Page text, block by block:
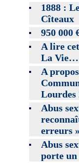
1888 :
Cîteaux
950 000
A lire
La Vie…
A
Lourdes
Abus
erreurs »
Abus
porte un